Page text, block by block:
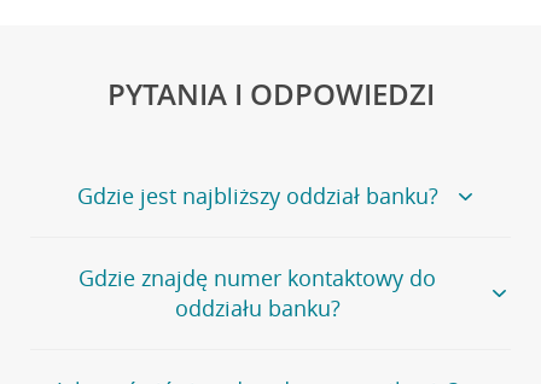
PYTANIA I ODPOWIEDZI
Gdzie jest najbliższy oddział banku?
Jeśli szukasz oddziału naszego banku, zapraszamy na
stronęPlacówki i bankomaty, na której znajduje się
wygodna wyszukiwarka.
oddziałów
Gdzie znajdę numer kontaktowy do
oddziału banku?
Bank Credit Agricole nie udostępnia ogólnego numeru